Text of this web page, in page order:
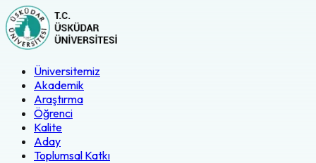
Üniversitemiz
Akademik
Araştırma
Öğrenci
Kalite
Aday
Toplumsal Katkı